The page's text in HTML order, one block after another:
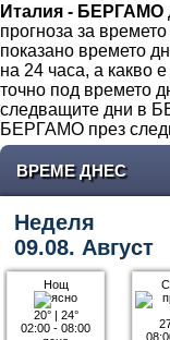
Италия - БЕРГАМО
прогноза за
показано времето
на 24 часа, а какво
точно под времето
следващите дни в
БЕРГАМО през
ВРЕМЕ ДНЕС
Неделя
09.08. Август
Нощ
20°| 24°
02:00 - 08:00